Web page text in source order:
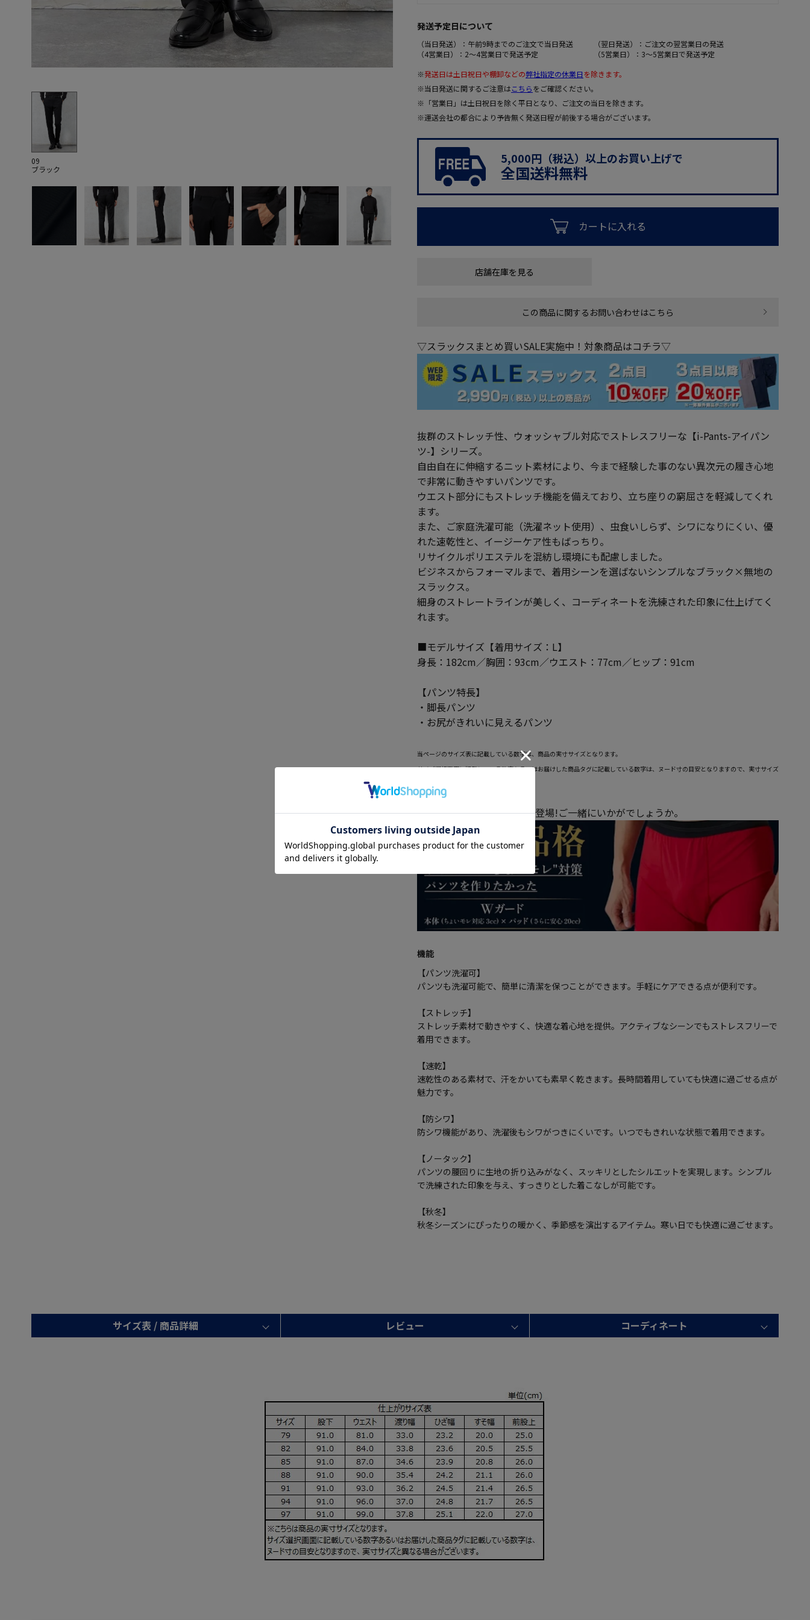
09
ブラック
発送予定日について
（当日発送）：午前9時までのご注文で当日発送
（翌日発送）：ご注文の翌営業日の発送
（4営業日）：2～4営業日で発送予定
（5営業日）：3～5営業日で発送予定
※発送日は土日祝日や棚卸などの弊社指定の休業日を除きます。
※当日発送に関するご注意はこちらをご確認ください。
※「営業日」は土日祝日を除く平日となり、ご注文の当日を除きます。
※運送会社の都合により予告無く発送日程が前後する場合がございます。
5,000円（税込）以上のお買い上げで
全国送料無料
カートに入れる
店舗在庫を見る
この商品に関するお問い合わせはこちら
▽スラックスまとめ買いSALE実施中！対象商品はコチラ▽
抜群のストレッチ性、ウォッシャブル対応でストレスフリーな【i-Pants-アイパン
ツ-】シリーズ。
自由自在に伸縮するニット素材により、今まで経験した事のない異次元の履き心地
で非常に動きやすいパンツです。
ウエスト部分にもストレッチ機能を備えており、立ち座りの窮屈さを軽減してくれ
ます。
また、ご家庭洗濯可能（洗濯ネット使用）、虫食いしらず、シワになりにくい、優
れた速乾性と、イージーケア性もばっちり。
リサイクルポリエステルを混紡し環境にも配慮しました。
ビジネスからフォーマルまで、着用シーンを選ばないシンプルなブラック×無地の
スラックス。
細身のストレートラインが美しく、コーディネートを洗練された印象に仕上げてく
れます。
■モデルサイズ【着用サイズ：L】
身長：182cm／胸囲：93cm／ウエスト：77cm／ヒップ：91cm
【パンツ特長】
・脚長パンツ
・お尻がきれいに見えるパンツ
当ページのサイズ表に記載している数字は、商品の実寸サイズとなります。
サイズ選択画面に記載している数字あるいはお届けした商品タグに記載している数字は、ヌード寸の目安となりますので、実寸サイズ
▽makuakeで話題の商品が登場!ご一緒にいかがでしょうか。
機能
【パンツ洗濯可】
パンツも洗濯可能で、簡単に清潔を保つことができます。手軽にケアできる点が便利です。
【ストレッチ】
ストレッチ素材で動きやすく、快適な着心地を提供。アクティブなシーンでもストレスフリーで
着用できます。
【速乾】
速乾性のある素材で、汗をかいても素早く乾きます。長時間着用していても快適に過ごせる点が
魅力です。
【防シワ】
防シワ機能があり、洗濯後もシワがつきにくいです。いつでもきれいな状態で着用できます。
【ノータック】
パンツの腰回りに生地の折り込みがなく、スッキリとしたシルエットを実現します。シンプル
で洗練された印象を与え、すっきりとした着こなしが可能です。
【秋冬】
秋冬シーズンにぴったりの暖かく、季節感を演出するアイテム。寒い日でも快適に過ごせます。
サイズ表 / 商品詳細 レビュー コーディネート